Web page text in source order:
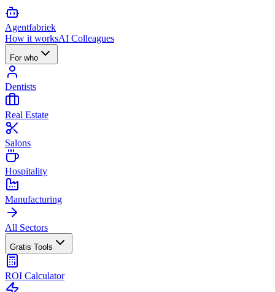
Agentfabriek
How it worksAI Colleagues
For who
Dentists
Real Estate
Salons
Hospitality
Manufacturing
All Sectors
Gratis Tools
ROI Calculator